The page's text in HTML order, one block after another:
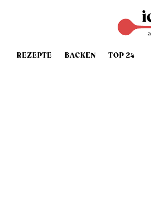
REZEPTE BACKEN TOP 24